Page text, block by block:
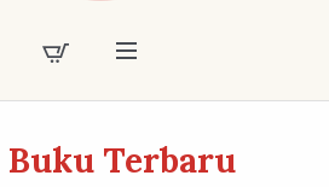
Terbaru